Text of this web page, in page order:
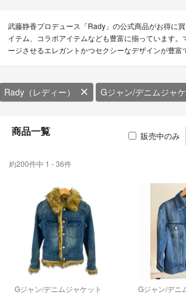
武藤静香プロデュース「Rady」の公式商品がお得に
イテム、コラボアイテムなども豊富に揃っています
ージさせるエレガントかつセクシーなデザインが豊
Rady（レディー） Gジャン/デニムジャ
商品一覧 販売中のみ
約200件中 1 - 36件
Gジャン/デニムジャケット Gジャン/デニ